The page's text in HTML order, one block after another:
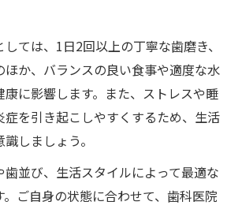
ては、1日2回以上の丁寧な歯磨き、
ほか、バランスの良い食事や適度な水
に影響します。また、ストレスや睡
症を引き起こしやすくするため、生活
しましょう。
並び、生活スタイルによって最適な
ご自身の状態に合わせて、歯科医院